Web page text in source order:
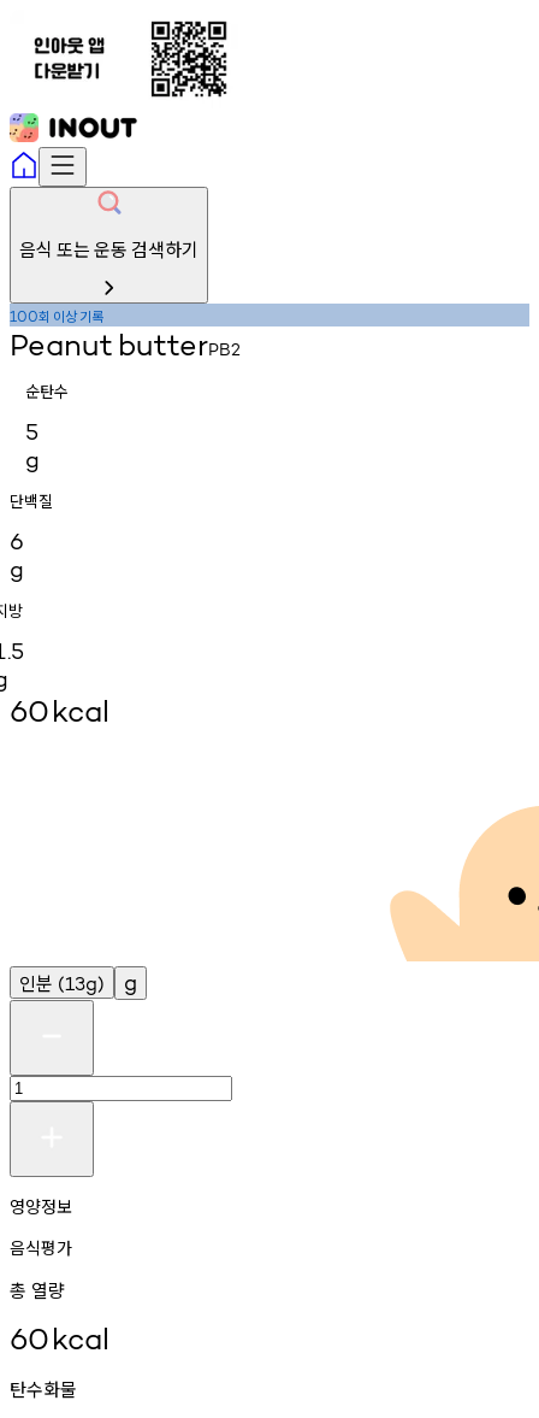
음식 또는 운동 검색하기
100회 이상기록
Peanut butterPB2
순탄수
5
g
단백질
6
g
방
60kcal
인분 (13g) g
영양정보
음식평가
총 열량
60kcal
탄수화물